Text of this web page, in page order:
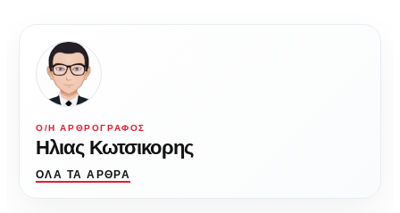
Ο/Η ΑΡΘΡΟΓΡΆΦΟΣ
Ηλιας Κωτσικορης
ΌΛΑ ΤΑ ΆΡΘΡΑ